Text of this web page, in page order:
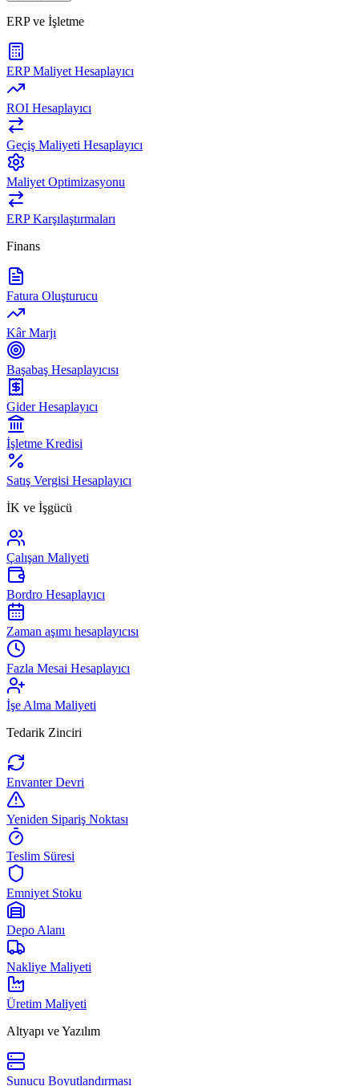
ERP ve İşletme
ERP Maliyet Hesaplayıcı
ROI Hesaplayıcı
Geçiş Maliyeti Hesaplayıcı
Maliyet Optimizasyonu
ERP Karşılaştırmaları
Finans
Fatura Oluşturucu
Kâr Marjı
Başabaş Hesaplayıcısı
Gider Hesaplayıcı
İşletme Kredisi
Satış Vergisi Hesaplayıcı
İK ve İşgücü
Çalışan Maliyeti
Bordro Hesaplayıcı
Zaman aşımı hesaplayıcısı
Fazla Mesai Hesaplayıcı
İşe Alma Maliyeti
Tedarik Zinciri
Envanter Devri
Yeniden Sipariş Noktası
Teslim Süresi
Emniyet Stoku
Depo Alanı
Nakliye Maliyeti
Üretim Maliyeti
Altyapı ve Yazılım
Sunucu Boyutlandırması